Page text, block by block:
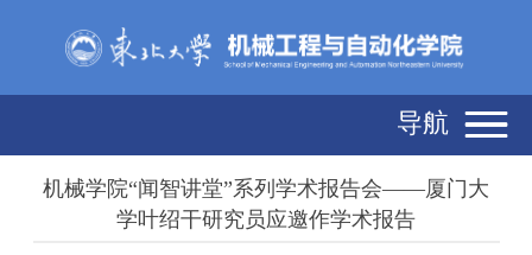
导航
机械学院“闻智讲堂”系列学术报告会——厦门大
学叶绍干研究员应邀作学术报告